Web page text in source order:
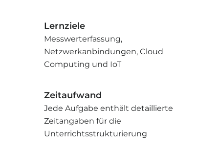
Lernziele
Messwerterfassung,
Netzwerkanbindungen, Cloud
Computing und IoT
Zeitaufwand
Jede Aufgabe enthält detaillierte
Zeitangaben für die
Unterrichtsstrukturierung